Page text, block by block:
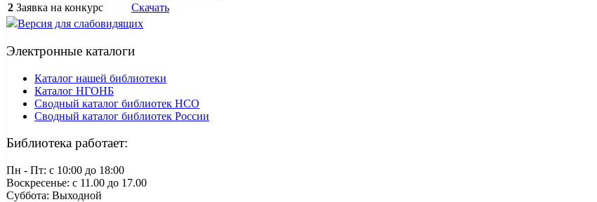
2 Заявка на конкурс
Скачать
Версия для слабовидящих
Электронные каталоги
Каталог нашей библиотеки
Каталог НГОНБ
Сводный каталог библиотек НСО
Сводный каталог библиотек России
Библиотека работает:
Пн - Пт: c 10:00 до 18:00
Воскресенье: с 11.00 до 17.00
Суббота: Выходной